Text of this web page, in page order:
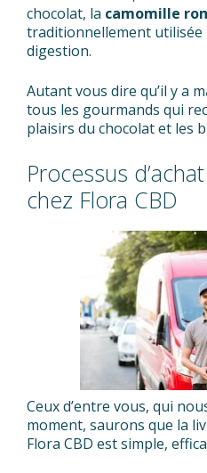
chocolat, la camomille
traditionnellement
digestion.
Autant vous dire qu’il y a
tous les gourmands qui
plaisirs du chocolat et les
Processus
chez Flora CBD
Ceux d’entre vous, qui
moment, saurons que la
Flora CBD est simple,